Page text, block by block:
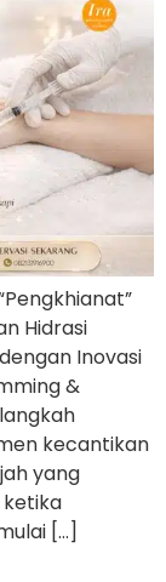
Hidrasi
Inovasi
&
kecantikan
yang
[…]